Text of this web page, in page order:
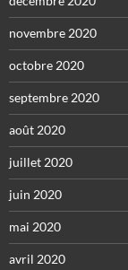
novembre 2020
octobre 2020
septembre 2020
août 2020
juillet 2020
juin 2020
mai 2020
avril 2020